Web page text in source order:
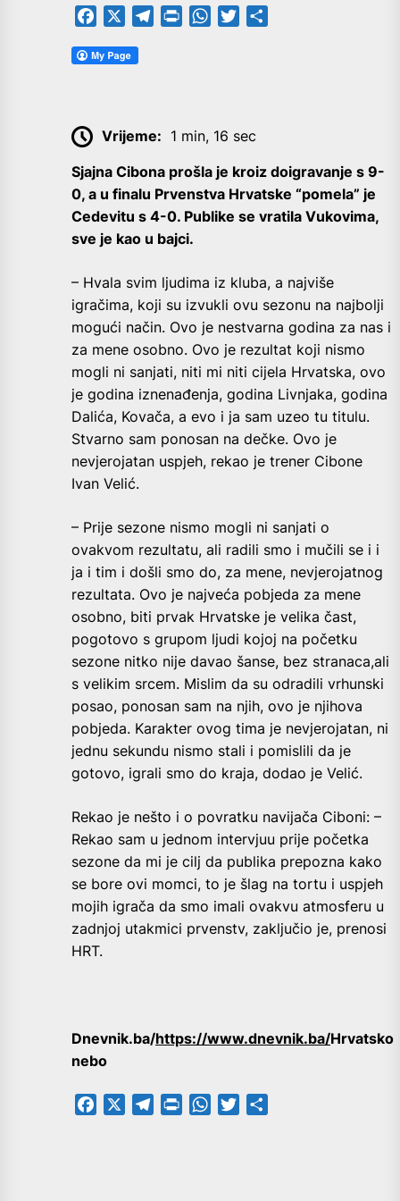
Facebook TelegramPrintFriendly
WhatsApp
Twitter
Vrijeme: 1 min, 16 sec
Sjajna Cibona prošla je kroiz doigravanje s 9-
0, a u finalu Prvenstva Hrvatske “pomela” je
Cedevitu s 4-0. Publike se vratila Vukovima,
sve je kao u bajci.
– Hvala svim ljudima iz kluba, a najviše
igračima, koji su izvukli ovu sezonu na najbolji
mogući način. Ovo je nestvarna godina za nas i
za mene osobno. Ovo je rezultat koji nismo
mogli ni sanjati, niti mi niti cijela Hrvatska, ovo
je godina iznenađenja, godina Livnjaka, godina
Dalića, Kovača, a evo i ja sam uzeo tu titulu.
Stvarno sam ponosan na dečke. Ovo je
nevjerojatan uspjeh, rekao je trener Cibone
Ivan Velić.
– Prije sezone nismo mogli ni sanjati o
ovakvom rezultatu, ali radili smo i mučili se i i
ja i tim i došli smo do, za mene, nevjerojatnog
rezultata. Ovo je najveća pobjeda za mene
osobno, biti prvak Hrvatske je velika čast,
pogotovo s grupom ljudi kojoj na početku
sezone nitko nije davao šanse, bez stranaca,ali
s velikim srcem. Mislim da su odradili vrhunski
posao, ponosan sam na njih, ovo je njihova
pobjeda. Karakter ovog tima je nevjerojatan, ni
jednu sekundu nismo stali i pomislili da je
gotovo, igrali smo do kraja, dodao je Velić.
Rekao je nešto i o povratku navijača Ciboni: –
Rekao sam u jednom intervjuu prije početka
sezone da mi je cilj da publika prepozna kako
se bore ovi momci, to je šlag na tortu i uspjeh
mojih igrača da smo imali ovakvu atmosferu u
zadnjoj utakmici prvenstv, zaključio je, prenosi
HRT.
Dnevnik.ba/https://www.dnevnik.ba/Hrvatsko
nebo
Facebook TelegramPrintFriendly
WhatsApp
Twitter